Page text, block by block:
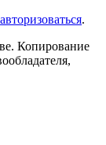
авторизоваться.
Копирование